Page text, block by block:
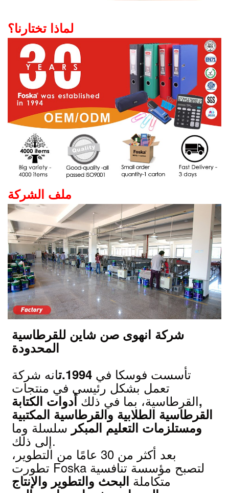
لماذا تختارنا؟
ملف الشركة
شركة انهوى صن شاين للقرطاسية
المحدودة
تأسست فوسكا في انه شركة
تعمل بشكل رئيسي في منتجات
القرطاسية، بما في ذلكأدوات الكتابة,
القرطاسية الطلابية والقرطاسية المكتبية
ومستلزمات التعليم المبكر سلسلة وما
إلى ذلك.
بعد أكثر من 30 عامًا من التطوير،
تطورت Foska لتصبح مؤسسة تنافسية
متكاملة البحث والتطوير والإنتاج